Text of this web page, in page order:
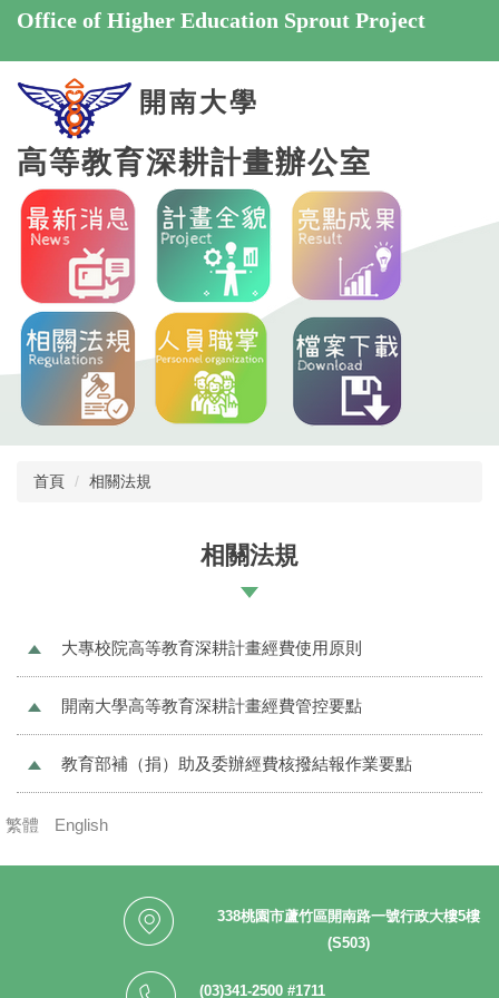
跳
主
要
區
Office of Higher Education Sprout Project
開南大學
高等教育深耕計畫辦公室
首頁 相關法規
相關法規
大專校院高等教育深耕計畫經費使用原則
開南大學高等教育深耕計畫經費管控要點
教育部補（捐）助及委辦經費核撥結報作業要點
繁體 English
338桃園市蘆竹區開南路一號行政大樓5樓
(S503)
(03)341-2500 #1711